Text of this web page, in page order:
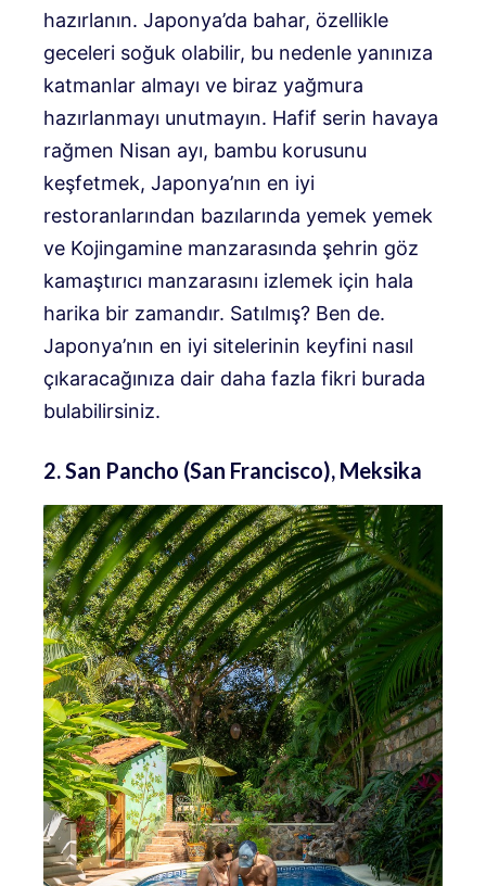
hazırlanın. Japonya’da bahar, özellikle
geceleri soğuk olabilir, bu nedenle yanınıza
katmanlar almayı ve biraz yağmura
hazırlanmayı unutmayın. Hafif serin havaya
rağmen Nisan ayı, bambu korusunu
keşfetmek, Japonya’nın en iyi
restoranlarından bazılarında yemek yemek
ve Kojingamine manzarasında şehrin göz
kamaştırıcı manzarasını izlemek için hala
harika bir zamandır. Satılmış? Ben de.
Japonya’nın en iyi sitelerinin keyfini nasıl
çıkaracağınıza dair daha fazla fikri burada
bulabilirsiniz.
2. San Pancho (San Francisco), Meksika